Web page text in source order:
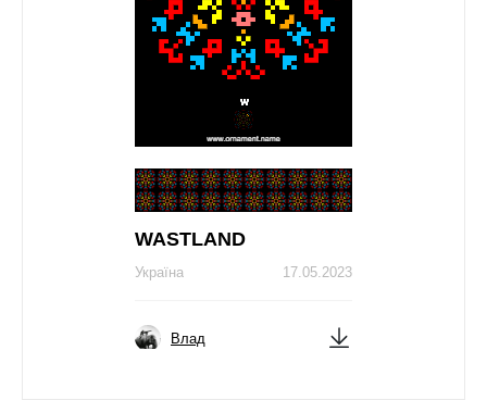
WASTLAND
17.05.2023
Україна
Влад